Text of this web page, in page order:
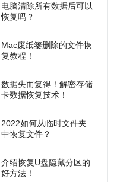
电脑清除所有数据后可以
恢复吗？
Mac废纸篓删除的文件恢
复教程！
数据失而复得！解密存储
卡数据恢复技术！
2022如何从临时文件夹
中恢复文件？
介绍恢复U盘隐藏分区的
好方法！